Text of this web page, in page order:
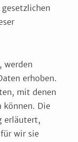
werden
erhoben.
mit denen
können. Die
erläutert,
wir sie